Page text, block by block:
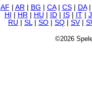
AF AR| BG CA| CS| DA|
HI
HR| HU ID| IS| IT|
RU
SL| SO SQ SV|
©2026